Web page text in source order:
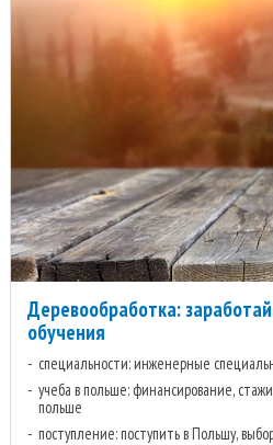
Деревообработка:
обучения
специальности: инженерные
учеба в польше: финансирование,
польше
поступление: поступить в Польшу,